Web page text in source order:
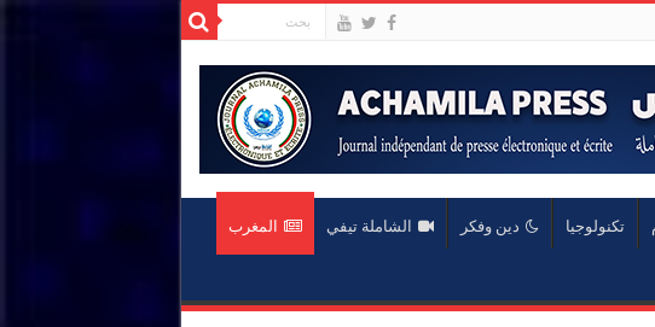
تكنولوجيا دين وفكر الشاملة تيفي المغرب